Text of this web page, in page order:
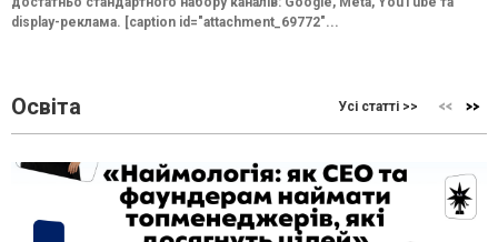
display-реклама. [caption id="attachment_69772"...
Освіта Усі статті >>